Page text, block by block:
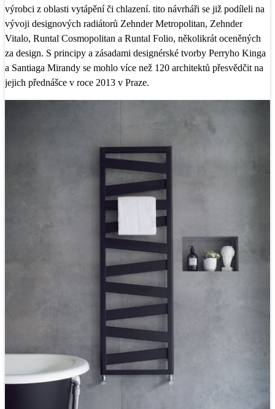
výrobci z oblasti vytápění či chlazení. tito návrháři se již podíleli na
vývoji designových radiátorů Zehnder Metropolitan, Zehnder
Vitalo, Runtal Cosmopolitan a Runtal Folio, několikrát oceněných
za design. S principy a zásadami designérské tvorby Perryho Kinga
a Santiaga Mirandy se mohlo více než 120 architektů přesvědčit na
jejich přednášce v roce 2013 v Praze.